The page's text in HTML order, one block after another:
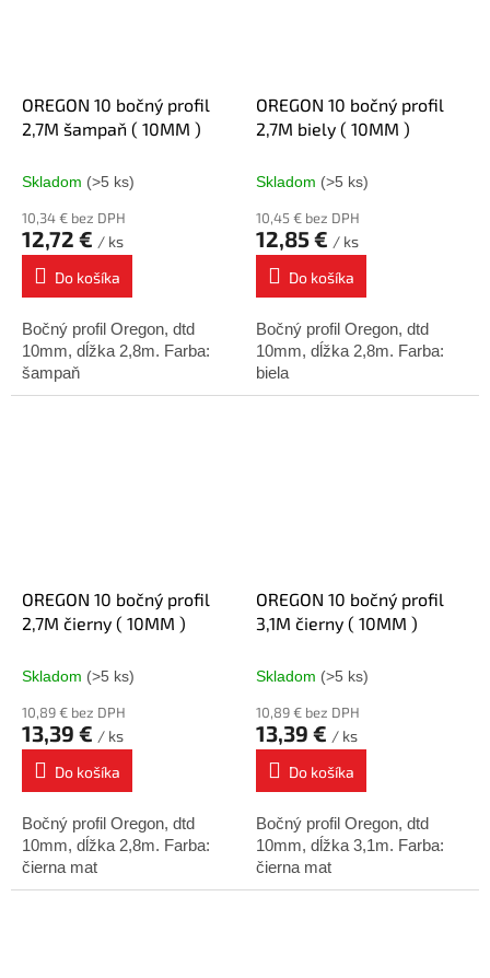
OREGON 10 bočný profil
2,7M šampaň ( 10MM )
Skladom (>5 ks)
10,34 € bez DPH
12,72 € / ks
Do košíka
Bočný profil Oregon, dtd
10mm, dĺžka 2,8m. Farba:
šampaň
OREGON 10 bočný profil
2,7M biely ( 10MM )
Skladom (>5 ks)
10,45 € bez DPH
12,85 € / ks
Do košíka
Bočný profil Oregon, dtd
10mm, dĺžka 2,8m. Farba:
biela
OREGON 10 bočný profil
2,7M čierny ( 10MM )
Skladom (>5 ks)
10,89 € bez DPH
13,39 € / ks
Do košíka
Bočný profil Oregon, dtd
10mm, dĺžka 2,8m. Farba:
čierna mat
OREGON 10 bočný profil
3,1M čierny ( 10MM )
Skladom (>5 ks)
10,89 € bez DPH
13,39 € / ks
Do košíka
Bočný profil Oregon, dtd
10mm, dĺžka 3,1m. Farba:
čierna mat